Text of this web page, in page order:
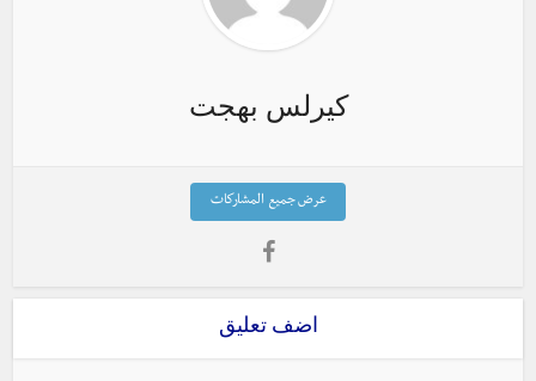
كيرلس بهجت
عرض جميع المشاركات
اضف تعليق